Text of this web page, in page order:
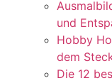
und
Hobby
dem
Die 12